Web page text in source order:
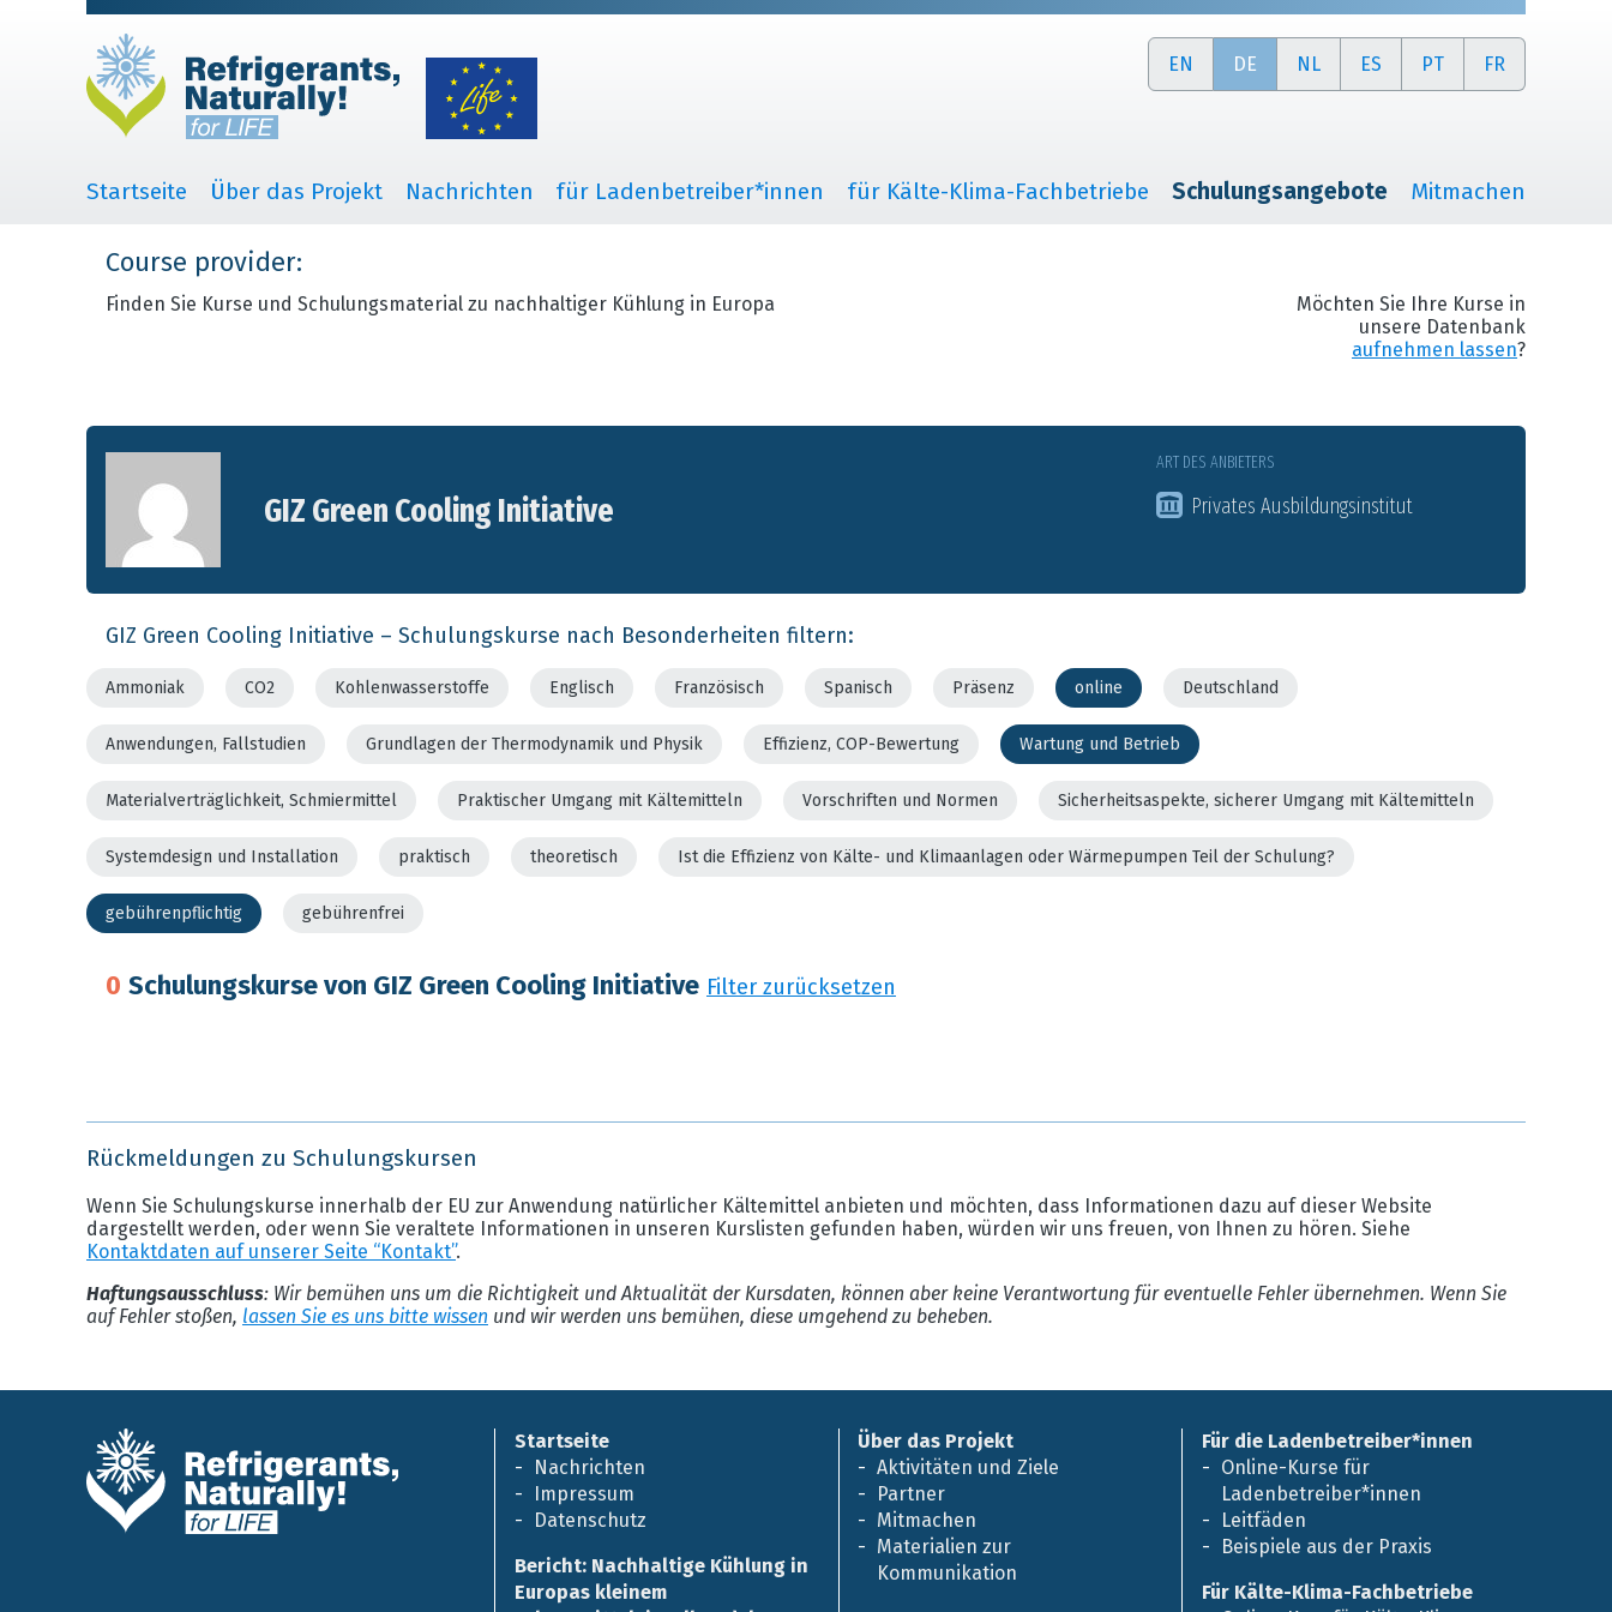
EN DE NL ES PT FR
Startseite Über das Projekt Nachrichten für Ladenbetreiber*innen für Kälte-Klima-Fachbetriebe Schulungsangebote Mitmachen
Course provider:
Finden Sie Kurse und Schulungsmaterial zu nachhaltiger Kühlung in Europa
Möchten Sie Ihre Kurse in
unsere Datenbank
aufnehmen lassen?
GIZ Green Cooling Initiative
ART DES ANBIETERS
Privates Ausbildungsinstitut
GIZ Green Cooling Initiative – Schulungskurse nach Besonderheiten filtern:
Ammoniak CO2 Kohlenwasserstoffe Englisch Französisch Spanisch Präsenz online Deutschland
Anwendungen, Fallstudien Grundlagen der Thermodynamik und Physik Effizienz, COP-Bewertung Wartung und Betrieb
Materialverträglichkeit, Schmiermittel Praktischer Umgang mit Kältemitteln Vorschriften und Normen Sicherheitsaspekte, sicherer Umgang mit Kältemitteln
Systemdesign und Installation praktisch theoretisch Ist die Effizienz von Kälte- und Klimaanlagen oder Wärmepumpen Teil der Schulung?
gebührenpflichtig gebührenfrei
0 Schulungskurse von GIZ Green Cooling Initiative Filter zurücksetzen
Rückmeldungen zu Schulungskursen
Wenn Sie Schulungskurse innerhalb der EU zur Anwendung natürlicher Kältemittel anbieten und möchten, dass Informationen dazu auf dieser Website
dargestellt werden, oder wenn Sie veraltete Informationen in unseren Kurslisten gefunden haben, würden wir uns freuen, von Ihnen zu hören. Siehe
Kontaktdaten auf unserer Seite “Kontakt”.
Haftungsausschluss: Wir bemühen uns um die Richtigkeit und Aktualität der Kursdaten, können aber keine Verantwortung für eventuelle Fehler übernehmen. Wenn Sie
auf Fehler stoßen, lassen Sie es uns bitte wissen und wir werden uns bemühen, diese umgehend zu beheben.
Startseite
Nachrichten
Impressum
Datenschutz
Bericht: Nachhaltige Kühlung in
Europas kleinem
Über das Projekt
Aktivitäten und Ziele
Partner
Mitmachen
Materialien zur
Kommunikation
Für die Ladenbetreiber*innen
Online-Kurse für
Ladenbetreiber*innen
Leitfäden
Beispiele aus der Praxis
Für Kälte-Klima-Fachbetriebe